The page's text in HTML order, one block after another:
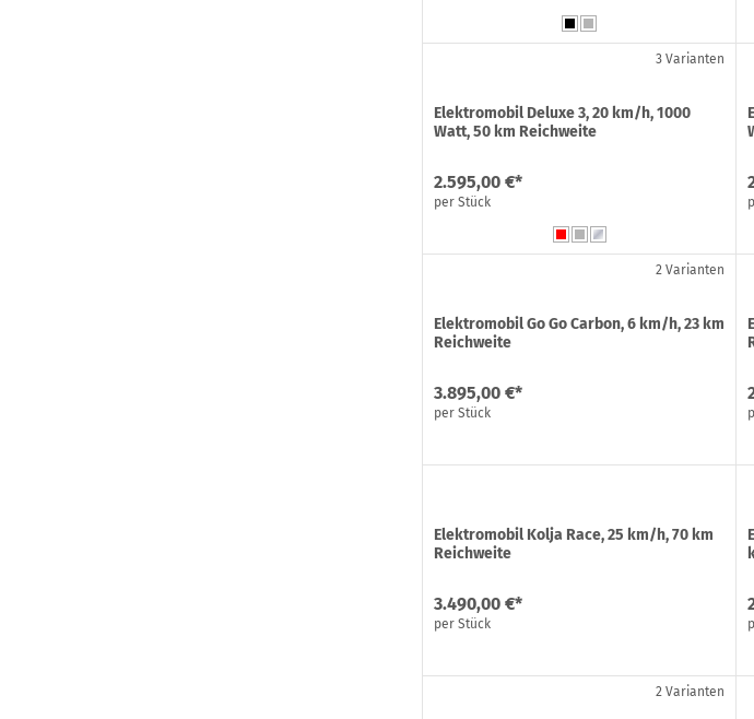
3 Varianten
Elektromobil Deluxe 3, 20 km/h, 1000
Watt, 50 km Reichweite
2.595,00 €*
per Stück
2 Varianten
Elektromobil Go Go Carbon, 6 km/h, 23 km
Reichweite
3.895,00 €*
per Stück
Elektromobil Kolja Race, 25 km/h, 70 km
Reichweite
3.490,00 €*
per Stück
2 Varianten